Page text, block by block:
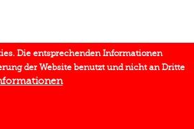
Die entsprechenden Informationen
der Website benutzt und nicht an Dritte